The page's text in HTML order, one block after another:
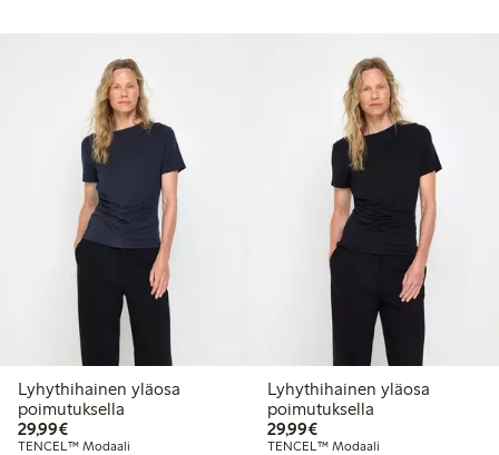
Lyhythihainen yläosa
poimutuksella
29,99€29,99 €
TENCEL™ Modaali
Lyhythihainen yläosa
poimutuksella
29,99€29,99 €
TENCEL™ Modaali